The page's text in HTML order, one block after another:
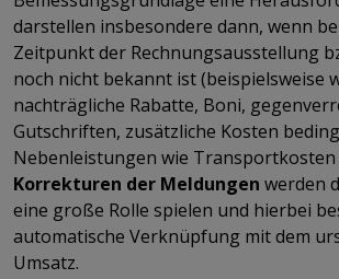
darstellen insbesondere dann, wenn
Zeitpunkt der Rechnungsausstellung
noch nicht bekannt ist (beispielsweise
nachträgliche Rabatte, Boni,
Gutschriften, zusätzliche Kosten
Nebenleistungen wie Transportkosten
Korrekturen der Meldungen werden
eine große Rolle spielen und hierbei
automatische Verknüpfung mit dem
Umsatz.